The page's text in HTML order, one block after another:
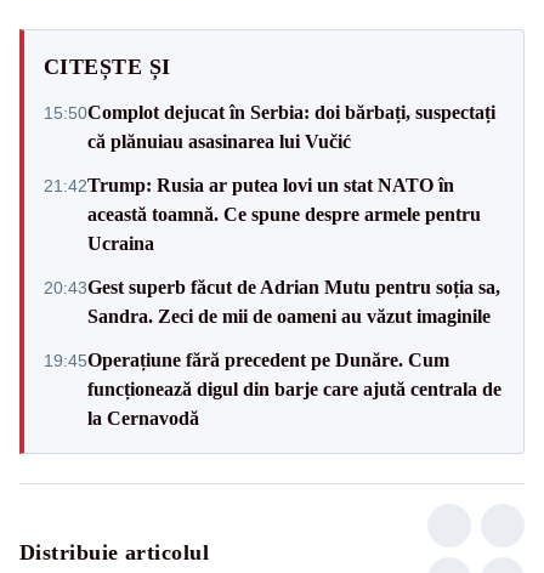
CITEȘTE ȘI
15:50Complot dejucat în Serbia: doi bărbați, suspectați
că plănuiau asasinarea lui Vučić
21:42Trump: Rusia ar putea lovi un stat NATO în
această toamnă. Ce spune despre armele pentru
Ucraina
20:43Gest superb făcut de Adrian Mutu pentru soția sa,
Sandra. Zeci de mii de oameni au văzut imaginile
19:45Operațiune fără precedent pe Dunăre. Cum
funcționează digul din barje care ajută centrala de
la Cernavodă
Distribuie articolul